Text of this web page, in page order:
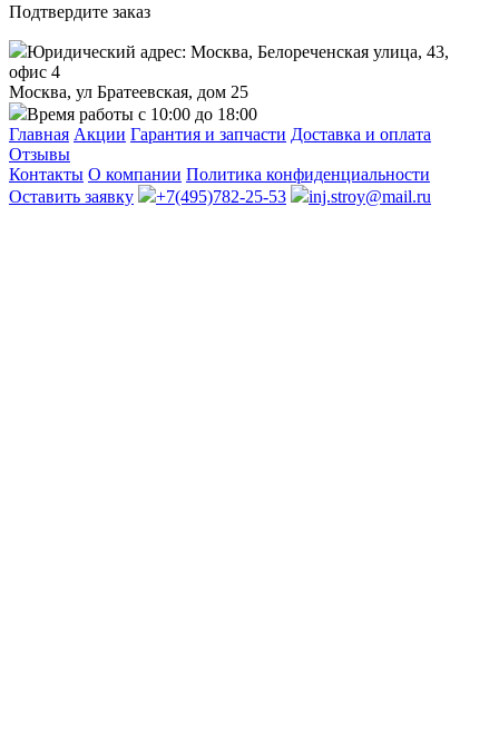
Подтвердите заказ
Юридический адрес: Москва, Белореченская улица, 43,
офис 4
Москва, ул Братеевская, дом 25
Время работы с 10:00 до 18:00
Главная Акции Гарантия и запчасти Доставка и оплата
Отзывы
Контакты О компании Политика конфиденциальности
Оставить заявку
+7(495)782-25-53 inj.stroy@mail.ru